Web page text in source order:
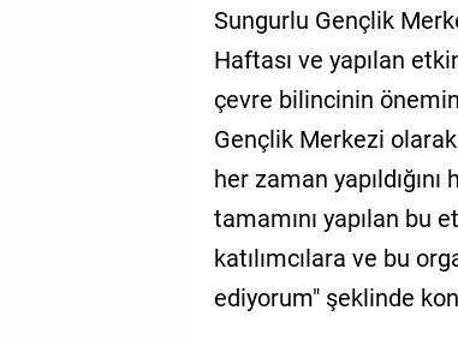
Sungurlu Gençlik
Haftası ve yapılan
çevre bilincinin
Gençlik Merkezi
her zaman
tamamını yapılan bu
katılımcılara ve bu
ediyorum" şeklinde